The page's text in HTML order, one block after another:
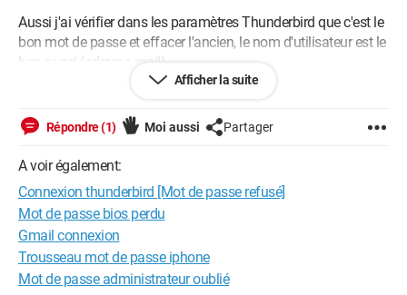
Aussi j'ai vérifier dans les paramètres Thunderbird que c'est le
bon mot de passe et effacer l'ancien, le nom d'utilisateur est le
bon aussi (adresse mail).
Bonne journée.
Afficher la suite
Répondre (1) Moi aussi Partager
A voir également:
Connexion thunderbird [Mot de passe refusé]
Mot de passe bios perdu
Gmail connexion
Trousseau mot de passe iphone
Mot de passe administrateur oublié